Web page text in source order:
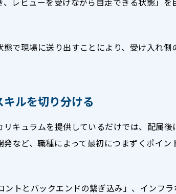
レビューを受けながら自走できる状態」を
で現場に送り出すことにより、受け入れ側
ルを切り分ける
キュラムを提供しているだけでは、配属後
など、職種によって最初につまずくポイン
トとバックエンドの繋ぎ込み」、インフ